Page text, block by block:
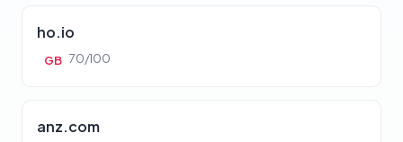
ho.io
GB 70/100
anz.com